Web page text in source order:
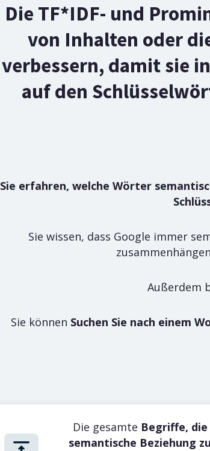
Keywords in den
Die TF*IDF- und
von Inhalten oder
verbessern, damit sie
auf den
Sie erfahren, welche Wörter
Sie wissen, dass Google immer
Außerdem
Sie können Suchen Sie nach einem
Die gesamte Begriffe, die
semantische Beziehung